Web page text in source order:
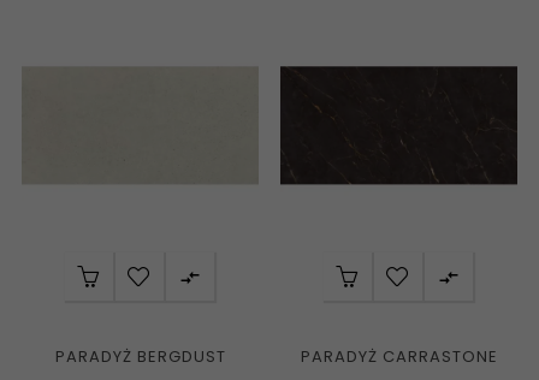

PARADYŻ BERGDUST

PARADYŻ CARRASTONE